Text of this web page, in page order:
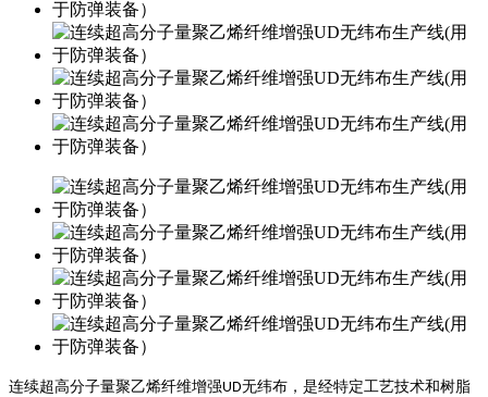
连续超高分子量聚乙烯纤维增强UD无纬布，是经特定工艺技术和树脂